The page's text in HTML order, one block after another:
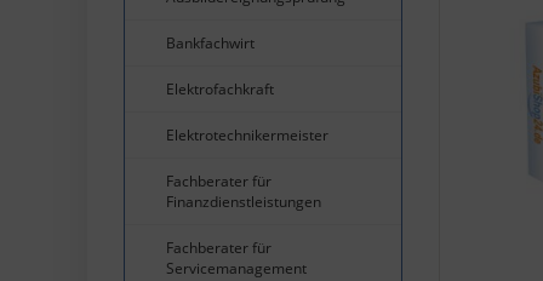
Bankfachwirt
Elektrofachkraft
Elektrotechnikermeister
Fachberater für
Finanzdienstleistungen
Fachberater für
Servicemanagement